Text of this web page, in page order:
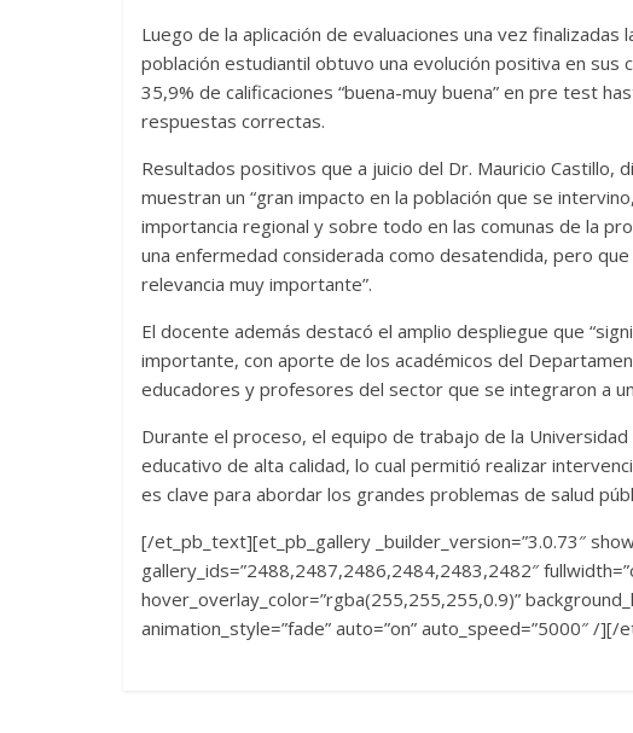
Luego de la aplicación de evaluaciones una vez
población estudiantil obtuvo una evolución positiva en
35,9% de calificaciones “buena-muy buena” en pre test
respuestas correctas.
Resultados positivos que a juicio del Dr. Mauricio
muestran un “gran impacto en la población que se
importancia regional y sobre todo en las comunas de la
una enfermedad considerada como desatendida, pero
relevancia muy importante”.
El docente además destacó el amplio despliegue que
importante, con aporte de los académicos del
educadores y profesores del sector que se integraron a
Durante el proceso, el equipo de trabajo de la
educativo de alta calidad, lo cual permitió realizar
es clave para abordar los grandes problemas de salud
[/et_pb_text][et_pb_gallery _builder_version=”3.0.73″
gallery_ids=”2488,2487,2486,2484,2483,2482″
hover_overlay_color=”rgba(255,255,255,0.9)”
animation_style=”fade” auto=”on” auto_speed=”5000″ /